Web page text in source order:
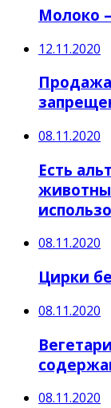
Молоко
12.11.2020
08.11.2020
Есть
08.11.2020
Цирки
08.11.2020
08.11.2020